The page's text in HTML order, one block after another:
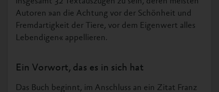
Autoren »an die Achtung vor der Schönheit und
Fremdartigkeit der Tiere, vor dem Eigenwert alles
Lebendigen« appellieren.
Ein Vorwort, das es in sich hat
Das Buch beginnt, im Anschluss an ein Zitat Franz